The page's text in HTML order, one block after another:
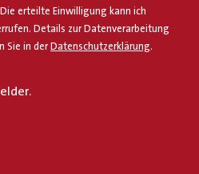
erteilte Einwilligung kann ich
Details zur Datenverarbeitung
Sie in derDatenschutzerklärung.